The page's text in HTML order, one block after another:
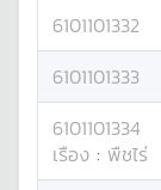
6101101332
6101101333
6101101334
เรือง : พืชไร่